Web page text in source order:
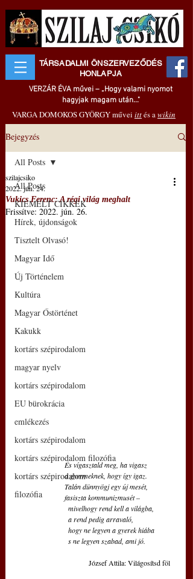
TÁRSADALMI ÖNSZERVEZŐDÉS
HONLAPJA
VERZÁR ÉVA művei – „Hogy valami nyomot
hagyjak magam után..."
VARGA DOMOKOS GYÖRGY művei ittés awikin
Bejegyzés
All Posts
KIEMELT CIKKEK
Hírek, újdonságok
Tisztelt Olvasó!
Magyar Idő
Új Történelem
Kultúra
Magyar Őstörténet
Kakukk
kortárs szépirodalom
magyar nyelv
kortárs szépirodalom
EU bürokrácia
emlékezés
kortárs szépirodalom
kortárs szépirodalom filozófia
kortárs szépirodalom
filozófia
All Posts
Vukics Ferenc: A régi világ meghalt
szilajcsiko
2022. jún. 24.
Frissítve: 2022. jún. 26.
–
És vígasztald meg, ha vigasz
a gyermeknek, hogy így igaz.
Talán dünnyögj egy új mesét,
fasiszta kommunizmusét –
  mivelhogy rend kell a világba,
  a rend pedig arravaló,
  hogy ne legyen a gyerek hiába
  s ne legyen szabad, ami jó.
	József Attila: Világosítsd föl